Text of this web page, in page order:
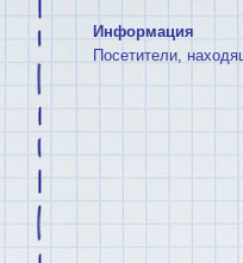
Информация
Посетители,